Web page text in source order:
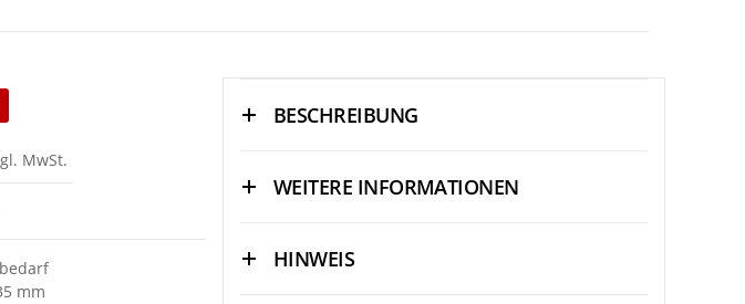
mm
BESCHREIBUNG
WEITERE INFORMATIONEN
HINWEIS